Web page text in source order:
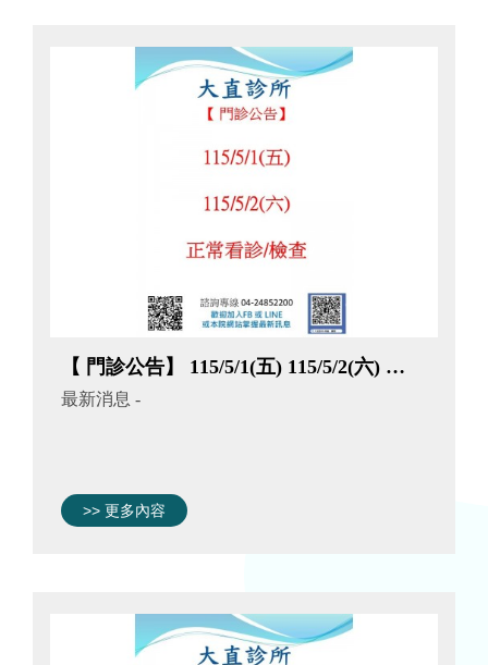
【 門診公告】 115/5/1(五) 115/5/2(六) 正常看診/檢查
最新消息 -
>> 更多內容